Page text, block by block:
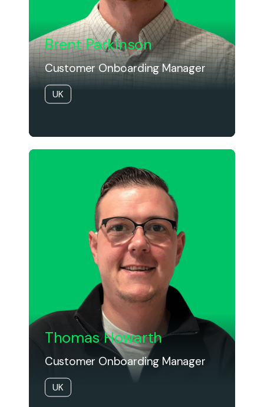
Brent Parkinson
Customer Onboarding Manager
UK
Thomas Howarth
Customer Onboarding Manager
UK